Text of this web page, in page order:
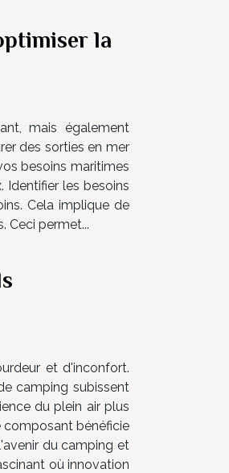
la
mais également
des sorties en mer
besoins maritimes
Identifier les besoins
Cela implique de
Ceci permet...
et d'inconfort.
camping subissent
du plein air plus
composant bénéficie
du camping et
où innovation